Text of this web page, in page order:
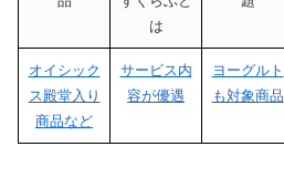
は
オイシック
ス殿堂入り
商品など
サービス内
容が優遇
ヨーグルト
も対象商品